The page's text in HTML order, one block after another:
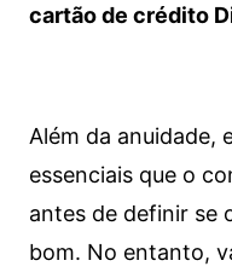
cartão de crédito
Além da anuidade,
essenciais que o
antes de definir se
bom. No entanto,